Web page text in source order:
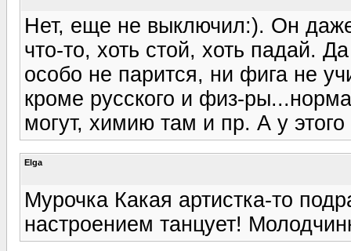
Нет, еще не выключил:). Он
что-то, хоть стой, хоть падай.
особо не парится, ни фига не
кроме русского и физ-
могут, химию там и пр. А у этого
Elga
Мурочка Какая артистка-то
настроением танцует!